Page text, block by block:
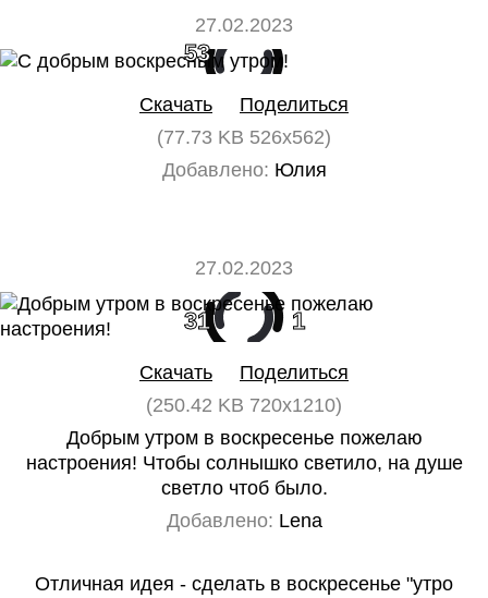
27.02.2023
53
Скачать
Поделиться
(77.73 KB 526x562)
Добавлено: Юлия
27.02.2023
31 1
Скачать
Поделиться
(250.42 KB 720x1210)
Добрым утром в воскресенье пожелаю
настроения! Чтобы солнышко светило, на душе
светло чтоб было.
Добавлено: Lena
Отличная идея - сделать в воскресенье "утро